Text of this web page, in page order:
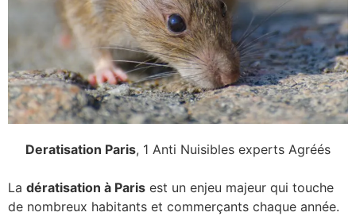
Deratisation Paris, 1 Anti Nuisibles experts Agréés
La dératisation à Paris est un enjeu majeur qui touche
de nombreux habitants et commerçants chaque année.